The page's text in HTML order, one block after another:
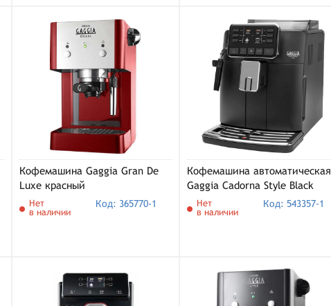
Кофемашина Gaggia Gran De
Luxe красный
Нет
в наличии
Код: 365770-1
Кофемашина автоматическая
Gaggia Cadorna Style Black
(RI9600/01)
Нет
в наличии
Код: 543357-1